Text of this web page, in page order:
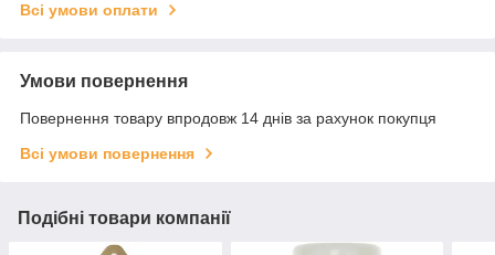
Всі умови оплати
Умови повернення
Повернення товару впродовж 14 днів за рахунок покупця
Всі умови повернення
Подібні товари компанії